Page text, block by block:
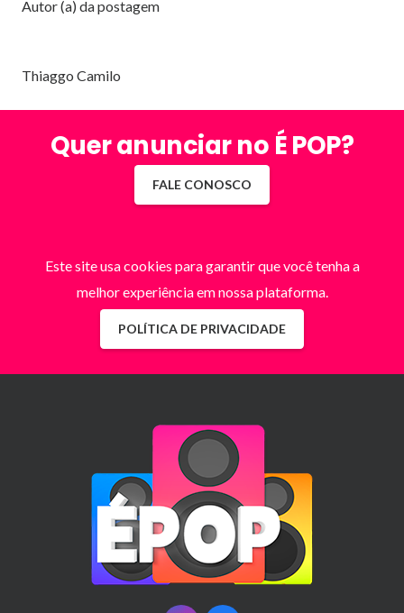
Autor (a) da postagem
Thiaggo Camilo
Quer anunciar no É POP?
FALE CONOSCO
Este site usa cookies para garantir que você tenha a
melhor experiência em nossa plataforma.
POLÍTICA DE PRIVACIDADE